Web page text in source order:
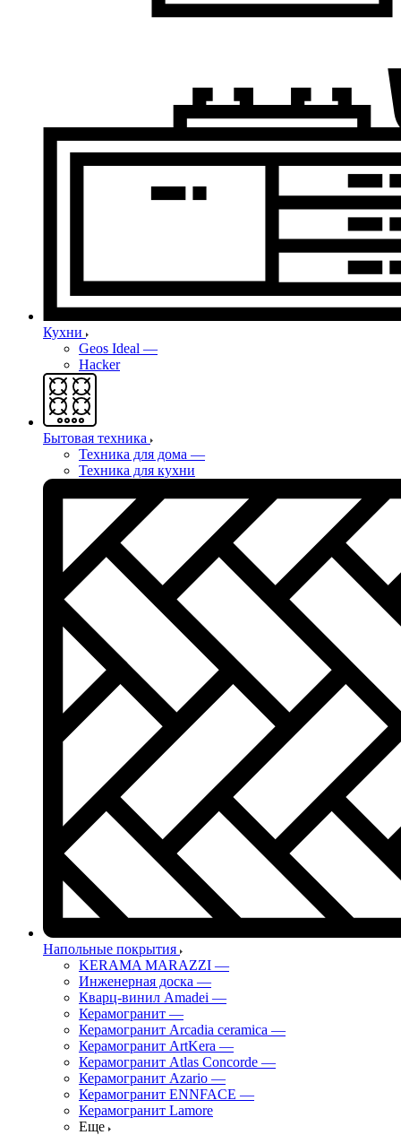
Кухни
Geos Ideal —
Hacker
Бытовая техника
Техника для дома —
Техника для кухни
Напольные покрытия
KERAMA MARAZZI —
Инженерная доска —
Кварц-винил Amadei —
Керамогранит —
Керамогранит Arcadia ceramica —
Керамогранит ArtKera —
Керамогранит Atlas Concorde —
Керамогранит Azario —
Керамогранит ENNFACE —
Керамогранит Lamore
Еще